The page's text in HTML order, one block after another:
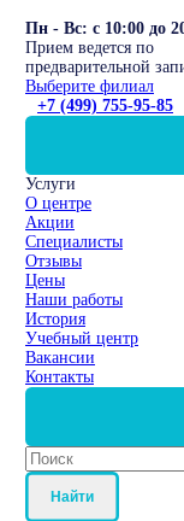
Пн - Вс: с 10:00 до
Прием ведется по
предварительной
Выберите филиал
+7 (499) 755-95-85
Услуги
О центре
Акции
Специалисты
Отзывы
Цены
Наши работы
История
Учебный центр
Вакансии
Контакты
Найти